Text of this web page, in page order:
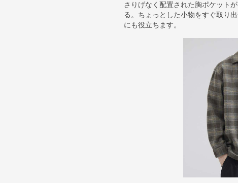
さりげなく配置された胸ポケット
る。ちょっとした小物をすぐ取り
にも役立ちます。